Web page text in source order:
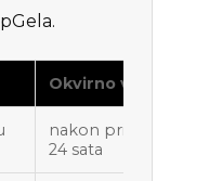
Okvirno vrijeme
nakon približno
24 sata